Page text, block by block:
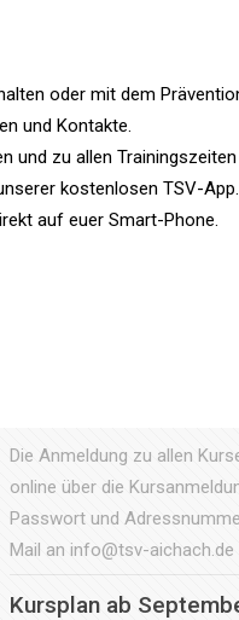
oder mit dem
und Kontakte.
und zu allen
kostenlosen TSV-
auf euer Smart-Phone.
Die Anmeldung zu allen
online über die
Passwort und
Mail an info@tsv-aichach.de
Kursplan ab